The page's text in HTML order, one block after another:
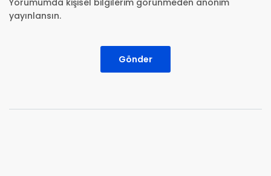
Yorumumda kişisel bilgilerim görünmeden anonim
yayınlansın.
Gönder